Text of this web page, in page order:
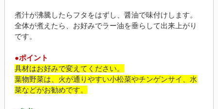
煮汁が沸騰したらフタをはずし、醤油で味付けします。
全体が煮えたら、お好みでラー油を垂らして出来上がり
です。
●ポイント
具材はお好みで変えてください。
葉物野菜は、火が通りやすい小松菜やチンゲンサイ、水
菜などがお勧めです。